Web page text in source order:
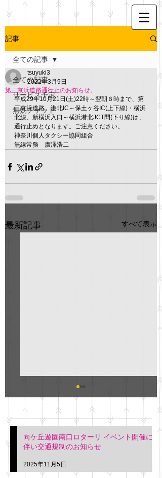
記事
全ての記事
サービス予定
無効チケット
全ての記事
第三京浜道路通行止のお知らせ。
tsuyuki3
2022年3月9日
平成29年10月21日(土)22時～翌朝６時まで、第
三京浜道路、港北IC～保土ヶ谷IC(上下線)・横浜
北線、新横浜入口～横浜港北JCT間(下り線)は、
通行止めとなります。ご注意ください。
神奈川個人タクシー協同組合
無線常務　廣澤浩二
最新記事 すべて表示
明日(11月6日)午後3時～5
階会議室にてGOの説明会
を行います。 神奈川個人
タクシー協同組合 専務 佐
久間
最新記事
向ケ丘遊園南口ロターリ イベント開催に
伴い交通規制のお知らせ
2025年11月5日